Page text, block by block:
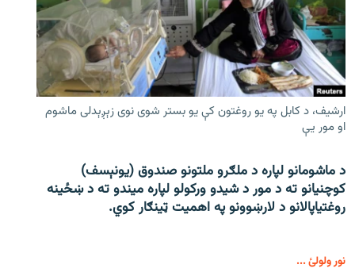
ارشیف، د کابل په یو روغتون کې یو بستر شوی نوی زېږېدلی ماشوم
او مور یې
د ماشومانو لپاره د ملګرو ملتونو صندوق (یونېسف)
کوچنیانو ته د مور د شیدو ورکولو لپاره میندو ته د ښځینه
روغتیاپالانو د لارښوونو په اهمیت ټینګار کوي.
نور ولولئ ...